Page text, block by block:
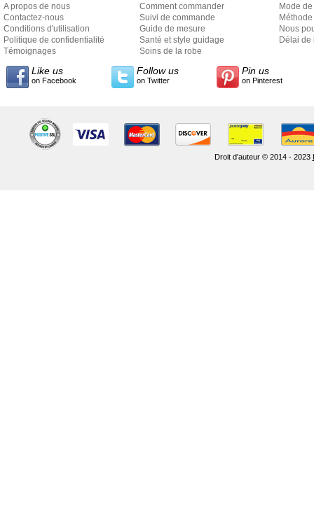
A propos de nous
Contactez-nous
Conditions d'utilisation
Politique de confidentialité
Témoignages
Comment commander
Suivi de commande
Guide de mesure
Santé et style guidage
Soins de la robe
Mode
Nous
Délai de
Like us
on Facebook
Follow us
on Twitter
Pin us
on Pinterest
Droit d'auteur © 2014 - 2023